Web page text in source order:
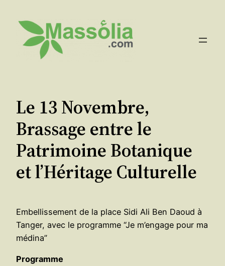
contenu
Le 13 Novembre,
Brassage entre le
Patrimoine Botanique
et l’Héritage Culturelle
Embellissement de la place Sidi Ali Ben Daoud à
Tanger, avec le programme “Je m’engage pour ma
médina”
Programme